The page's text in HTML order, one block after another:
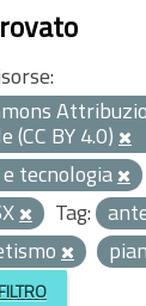
BY 4.0)
tecnologia
Tag: